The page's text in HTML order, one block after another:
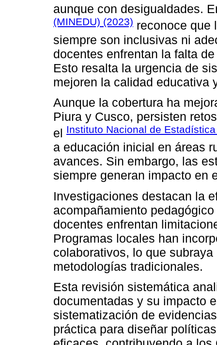
aunque con desigualdades.
(MINEDU) (2023) reconoce que
siempre son inclusivas ni
docentes enfrentan la falta
Esto resalta la urgencia de
mejoren la calidad educativa
Aunque la cobertura ha
Piura y Cusco, persisten
el Instituto Nacional de
a educación inicial en áreas
avances. Sin embargo, las
siempre generan impacto en
Investigaciones destacan la
acompañamiento
docentes enfrentan
Programas locales han
colaborativos, lo que
metodologías tradicionales.
Esta revisión sistemática
documentadas y su impacto
sistematización de
práctica para diseñar